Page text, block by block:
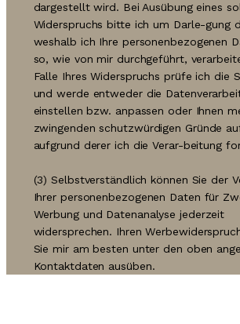
dargestellt wird. Bei Ausübung eines
Widerspruchs bitte ich um Darle-gung
weshalb ich Ihre personenbezogenen
so, wie von mir durchgeführt,
Falle Ihres Widerspruchs prüfe ich die
und werde entweder die
einstellen bzw. anpassen oder Ihnen
zwingenden schutzwürdigen Gründe
aufgrund derer ich die Verar-beitung
(3) Selbstverständlich können Sie der
Ihrer personenbezogenen Daten für
Werbung und Datenanalyse jederzeit
widersprechen. Ihren
Sie mir am besten unter den oben
Kontaktdaten ausüben.